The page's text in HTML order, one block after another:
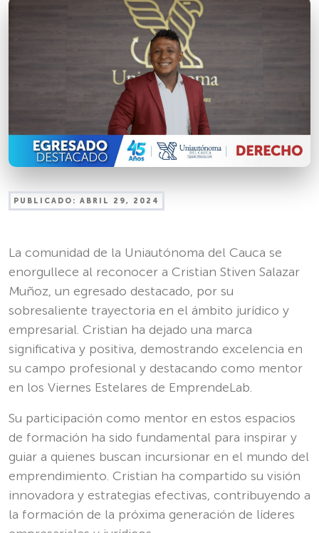
PUBLICADO: ABRIL 29, 2024
La comunidad de la Uniautónoma del Cauca se
enorgullece al reconocer a Cristian Stiven Salazar
Muñoz, un egresado destacado, por su
sobresaliente trayectoria en el ámbito jurídico y
empresarial. Cristian ha dejado una marca
significativa y positiva, demostrando excelencia en
su campo profesional y destacando como mentor
en los Viernes Estelares de EmprendeLab.
Su participación como mentor en estos espacios
de formación ha sido fundamental para inspirar y
guiar a quienes buscan incursionar en el mundo del
emprendimiento. Cristian ha compartido su visión
innovadora y estrategias efectivas, contribuyendo a
la formación de la próxima generación de líderes